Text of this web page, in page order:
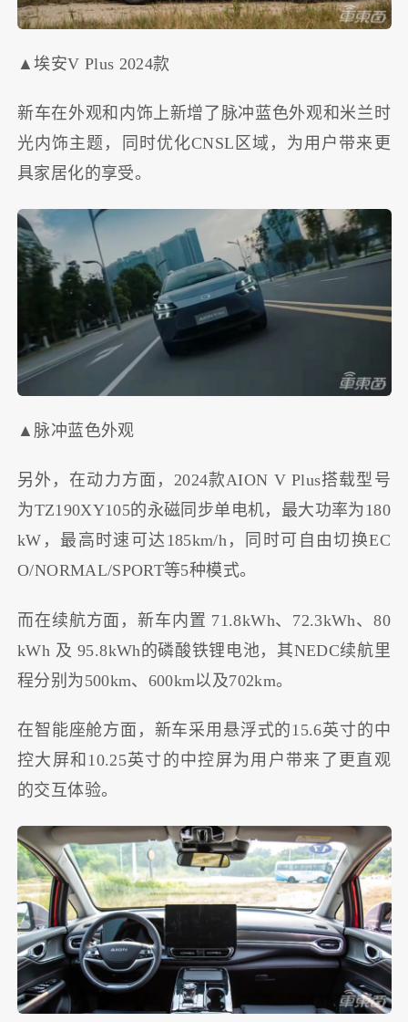
▲埃安V Plus 2024款
新车在外观和内饰上新增了脉冲蓝色外观和米兰时
光内饰主题，同时优化CNSL区域，为用户带来更
具家居化的享受。
▲脉冲蓝色外观
另外，在动力方面，2024款AION V Plus搭载型号
为TZ190XY105的永磁同步单电机，最大功率为180
kW，最高时速可达185km/h，同时可自由切换EC
O/NORMAL/SPORT等5种模式。
而在续航方面，新车内置 71.8kWh、72.3kWh、80
kWh 及 95.8kWh的磷酸铁锂电池，其NEDC续航里
程分别为500km、600km以及702km。
在智能座舱方面，新车采用悬浮式的15.6英寸的中
控大屏和10.25英寸的中控屏为用户带来了更直观
的交互体验。